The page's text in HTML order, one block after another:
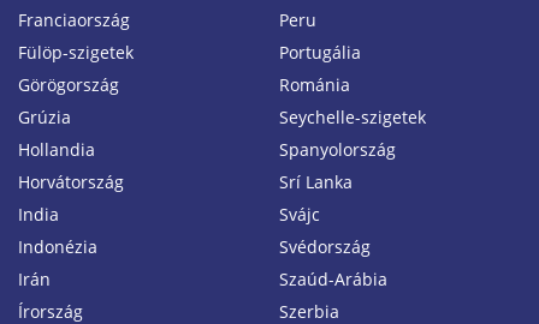
Franciaország
Fülöp-szigetek
Görögország
Grúzia
Hollandia
Horvátország
India
Indonézia
Irán
Írország
Peru
Portugália
Románia
Seychelle-szigetek
Spanyolország
Srí Lanka
Svájc
Svédország
Szaúd-Arábia
Szerbia